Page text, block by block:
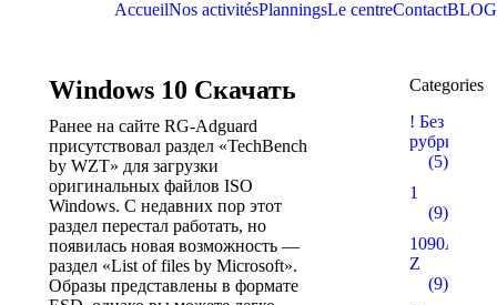
AccueilNos activitésPlanningsLe centreContactBLOG
Windows 10 Скачать
Ранее на сайте RG-Adguard
присутствовал раздел «TechBench
by WZT» для загрузки
оригинальных файлов ISO
Windows. С недавних пор этот
раздел перестал работать, но
появилась новая возможность —
раздел «List of files by Microsoft».
Образы представлены в формате
Categories
! Без
рубрики
(5)
1
(9)
1090A
Z
(9)